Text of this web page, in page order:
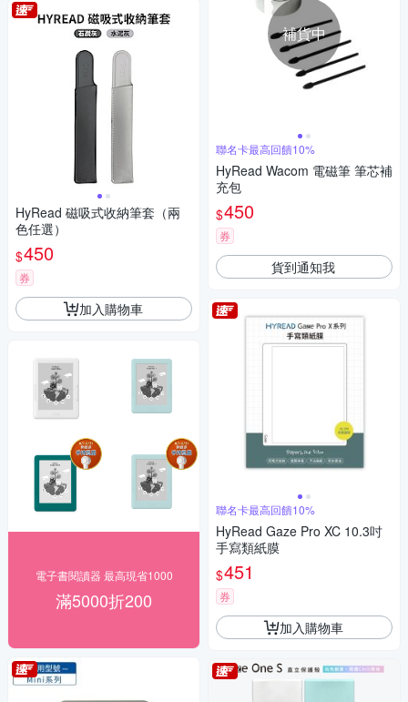
HyRead 磁吸式收納筆套（兩
色任選）
$450
券
加入購物車
電子書閱讀器 最高現省1000
滿5000折200
補貨中
聯名卡最高回饋10%
HyRead Wacom 電磁筆 筆芯補
充包
$450
券
貨到通知我
聯名卡最高回饋10%
HyRead Gaze Pro XC 10.3吋
手寫類紙膜
$451
券
加入購物車